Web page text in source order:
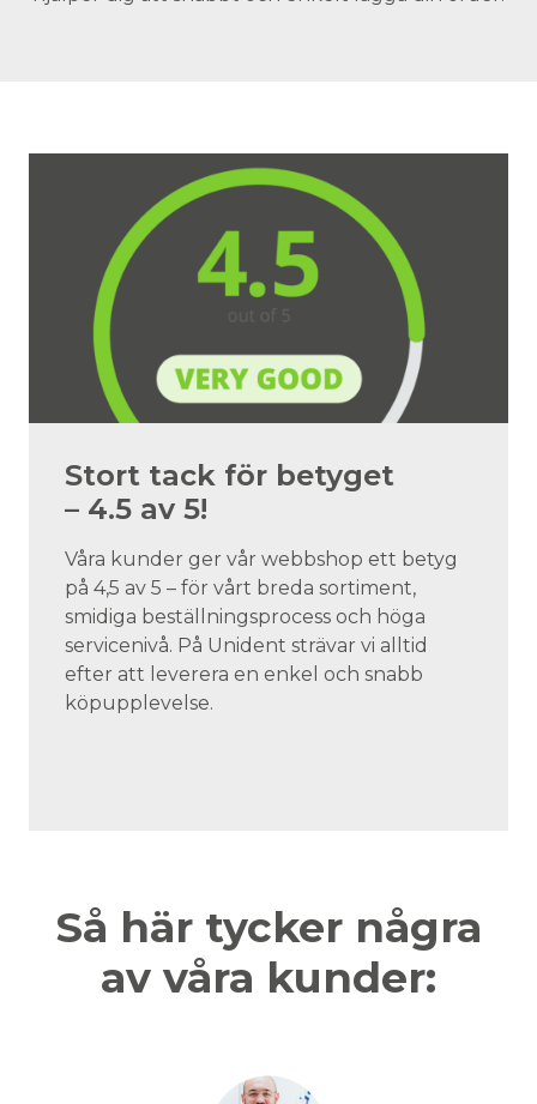
Stort tack för betyget
– 4.5 av 5!
Våra kunder ger vår webbshop ett betyg
på 4,5 av 5 – för vårt breda sortiment,
smidiga beställningsprocess och höga
servicenivå. På Unident strävar vi alltid
efter att leverera en enkel och snabb
köpupplevelse.
Så här tycker några
av våra kunder: